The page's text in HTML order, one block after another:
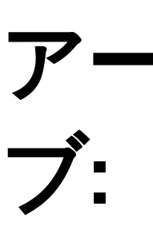
ア
ブ: